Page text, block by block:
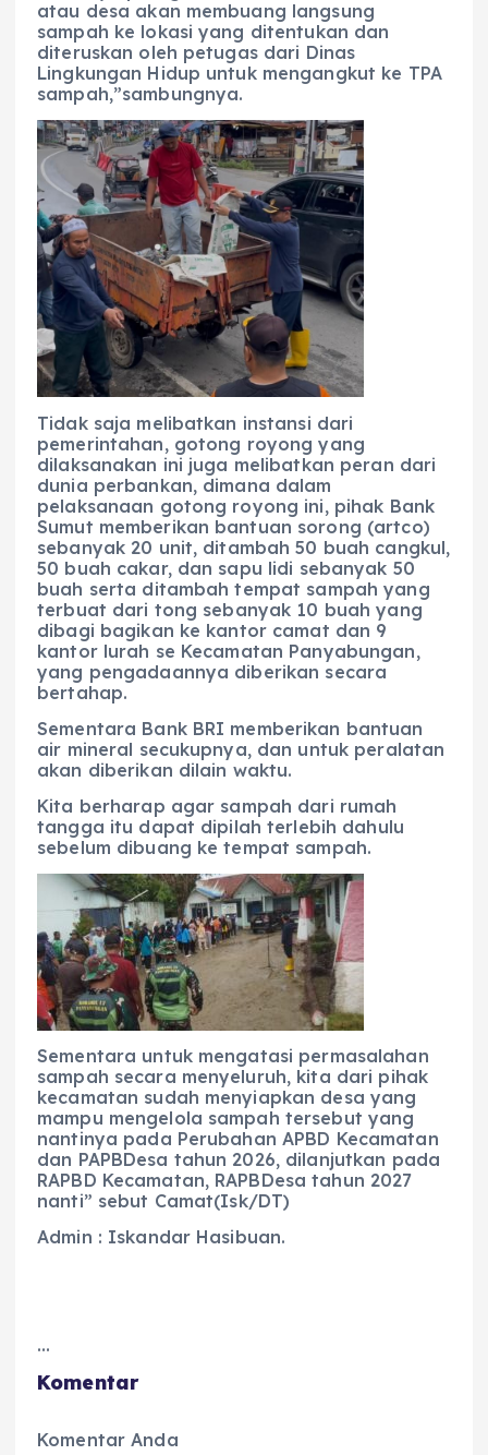
atau desa akan membuang langsung
sampah ke lokasi yang ditentukan dan
diteruskan oleh petugas dari Dinas
Lingkungan Hidup untuk mengangkut ke TPA
sampah,”sambungnya.
Tidak saja melibatkan instansi dari
pemerintahan, gotong royong yang
dilaksanakan ini juga melibatkan peran dari
dunia perbankan, dimana dalam
pelaksanaan gotong royong ini, pihak Bank
Sumut memberikan bantuan sorong (artco)
sebanyak 20 unit, ditambah 50 buah cangkul,
50 buah cakar, dan sapu lidi sebanyak 50
buah serta ditambah tempat sampah yang
terbuat dari tong sebanyak 10 buah yang
dibagi bagikan ke kantor camat dan 9
kantor lurah se Kecamatan Panyabungan,
yang pengadaannya diberikan secara
bertahap.
Sementara Bank BRI memberikan bantuan
air mineral secukupnya, dan untuk peralatan
akan diberikan dilain waktu.
Kita berharap agar sampah dari rumah
tangga itu dapat dipilah terlebih dahulu
sebelum dibuang ke tempat sampah.
Sementara untuk mengatasi permasalahan
sampah secara menyeluruh, kita dari pihak
kecamatan sudah menyiapkan desa yang
mampu mengelola sampah tersebut yang
nantinya pada Perubahan APBD Kecamatan
dan PAPBDesa tahun 2026, dilanjutkan pada
RAPBD Kecamatan, RAPBDesa tahun 2027
nanti” sebut Camat(Isk/DT)
Admin : Iskandar Hasibuan.
…
Komentar
Komentar Anda